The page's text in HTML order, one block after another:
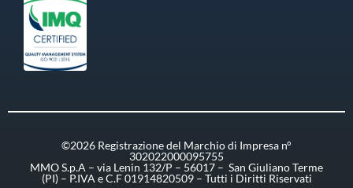
©2026 Registrazione del Marchio di Impresa n°
302022000095755
MMO S.p.A – via Lenin 132/P – 56017 – San Giuliano Terme
(PI) – P.IVA e C.F 01914820509 – Tutti i Diritti Riservati